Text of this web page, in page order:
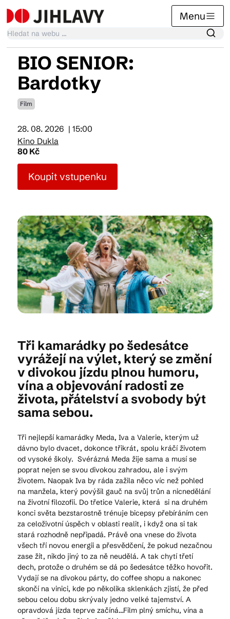
Menu
Kalendář akcí
Tradiční akce
Články
Suvenýry
Praktické info
Kam vyrazit
CS EN DE
© 2026 Brána Jihlavy
BIO SENIOR:
Bardotky
Film
28. 08. 2026 | 15:00
Kino Dukla
80 Kč
Koupit vstupenku
Tři kamarádky po šedesátce
vyrážejí na výlet, který se změní
v divokou jízdu plnou humoru,
vína a objevování radosti ze
života, přátelství a svobody být
sama sebou.
Tři nejlepší kamarádky Meda, Iva a Valerie, kterým už
dávno bylo dvacet, dokonce třikrát, spolu kráčí životem
od vysoké školy. Svérázná Meda žije sama a musí se
poprat nejen se svou divokou zahradou, ale i svým
životem. Naopak Iva by ráda zažila něco víc než pohled
na manžela, který povýšil gauč na svůj trůn a nicnedělání
na životní filozofii. Do třetice Valerie, která si na druhém
konci světa bezstarostně trénuje bicepsy přebíráním cen
za celoživotní úspěch v oblasti realit, i když ona si tak
stará rozhodně nepřipadá. Právě ona vnese do života
všech tří novou energii a přesvědčení, že pokud nezačnou
zase žít, nikdo jiný to za ně neudělá. A tak chytí třetí
dech, protože o druhém se dá po šedesátce těžko hovořit.
Vydají se na divokou párty, do coffee shopu a nakonec
skončí na vinici, kde po několika sklenkách zjistí, že před
sebou celou dobu skrývaly jedno velké tajemství. A
opravdová jízda teprve začíná…Film plný smíchu, vína a